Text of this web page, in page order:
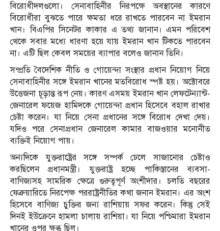
বিরোধীদলগুলো। সেনাবাহিনীর নিরপক্ষে অবস্থানের কারণে
বিরোধীরা বুঝতে পারে ক্ষমতা ধরে রাখতে পারবেন না ইমরান
খান। বিএপির সিনেটর কাকার এ তথ্য জানান। এমন পরিবেশ
থেকে সবার মধ্যে ধারণা হয়ে যায় ইমরান খান টিকতে পারবেন
না। এটি ছিল কেবল সময়ের ব্যাপার বলেও জানান তিনি।
সম্প্রতি বৈদেশিক নীতি ও গোয়েন্দা সংস্থার প্রধান নিয়োগ নিয়ে
সেনাবাহিনীর সঙ্গে ইমরান খানের মতবিরোধ স্পষ্ট হয়। অক্টোবরে
উত্তেজনা চূড়ান্ত রূপ নেয়। কারণ এসময় ইমরান খান লেফটেন্যান্ট-
জেনারেল ফয়েজ হামিদকে গোয়েন্দা প্রধান হিসেবে বহাল রাখার
চেষ্টা করেন। যা নিয়ে সেনা প্রধানের সঙ্গে বিরোধ দেখা দেয়।
যদিও পরে সেনাপ্রধান জেনারেল কামার বাজওয়ার মনোনীত
ব্যক্তিই নিয়োগ পায়।
অন্যদিকে যুক্তরাষ্ট্রের সঙ্গে সম্পর্ক ঢেলে সাজানোর চেষ্টাও
করছিলেন প্রধানমন্ত্রী। যুক্তরাষ্ট্র হচ্ছে পাকিস্তানের ব্যবসা-
বাণিজ্যসহ সামরিক ক্ষেত্রে গুরুত্বপূর্ণ অংশীদার। চলতি বছরের
ফেব্রুয়ারিতে নিরপেক্ষ পররাষ্ট্রনীতির কথা জনান ইমরান। এর অংশ
হিসেবে বাণিজ্য চুক্তির জন্য রাশিয়ায় সফর করেন। কিন্তু সেই
দিনই ইউক্রেনে হামলা চালায় রাশিয়া। যা নিয়ে পশ্চিমারা ইমরান
খানের ওপর ক্ষুব্ধ ছিল।